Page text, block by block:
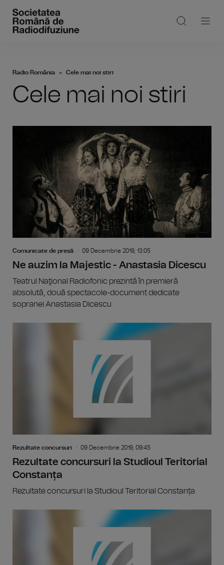
Radio România Cele mai noi stiri
Cele mai noi stiri
Comunicate de presă 09 Decembrie 2019, 13:05
Ne auzim la Majestic - Anastasia Dicescu
Teatrul Naţional Radiofonic prezintă în premieră
absolută, două spectacole-document dedicate
sopranei Anastasia Dicescu
Rezultate concursuri 09 Decembrie 2019, 09:45
Rezultate concursuri la Studioul Teritorial
Constanța
Rezultate concursuri la Studioul Teritorial Constanța